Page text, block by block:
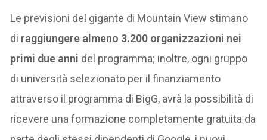
Le previsioni del gigante di Mountain View stimano
di raggiungere almeno 3.200 organizzazioni nei
primi due anni del programma; inoltre, ogni gruppo
di università selezionato per il finanziamento
attraverso il programma di BigG, avrà la possibilità di
ricevere una formazione completamente gratuita da